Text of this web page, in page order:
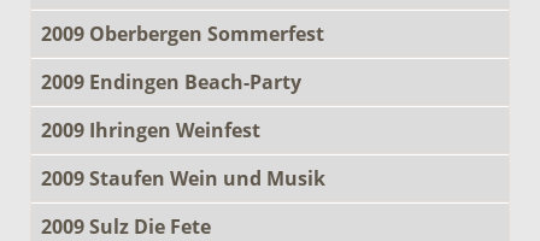
2009 Oberbergen Sommerfest
2009 Endingen Beach-Party
2009 Ihringen Weinfest
2009 Staufen Wein und Musik
2009 Sulz Die Fete